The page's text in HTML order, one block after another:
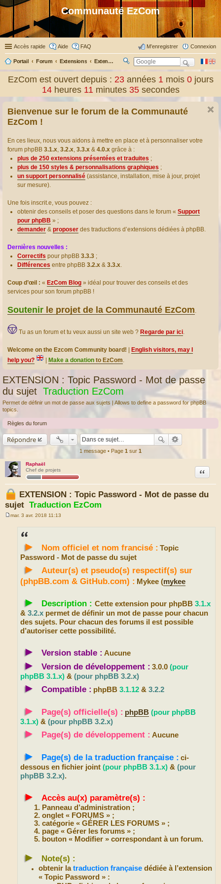
Communauté EzCom
Accès rapide Aide FAQ Connexion
M’enregistrer
Portail Forum Extensions Extensions présentées & traduites
er
EzCom est ouvert depuis : 23 années1 mois0 jours
14 heures11 minutes35 secondes
Bienvenue sur le forum de la Communauté
EzCom !
En ces lieux, nous vous aidons à mettre en place et à personnaliser votre
forum phpBB 3.1.x, 3.2.x, 3.3.x & 4.0.x grâce à :
plus de 250 extensions présentées et traduites ;
plus de 150 styles & personnalisations graphiques ;
un support personnalisé (assistance, installation, mise à jour, projet
sur mesure).
Une fois inscrit.e, vous pouvez :
obtenir des conseils et poser des questions dans le forum « Support
pour phpBB » ;
demander & proposer des traductions d’extensions dédiées à phpBB.
Dernières nouvelles :
Correctifs pour phpBB 3.3.3 ;
Différences entre phpBB 3.2.x & 3.3.x.
Coup d’œil : « EzCom Blog » idéal pour trouver des conseils et des
services pour son forum phpBB !
Soutenir le projet de la Communauté EzCom.
Tu as un forum et tu veux aussi un site web ? Regarde par ici.
Welcome on the Ezcom Community board!
English visitors, may I
help you?
Make a donation to EzCom.
EXTENSION : Topic Password - Mot de passe
du sujet Traduction EzCom
Permet de définir un mot de passe aux sujets | Allows to define a password for phpBB
topics.
Règles du forum
Répondre
1 message • Page 1 sur 1
Raphaël
Chef de projets
EXTENSION : Topic Password - Mot de passe du
sujet Traduction EzCom
Citation
mar. 3 avr. 2018 11:13
► Nom officiel et nom francisé : Topic
Password - Mot de passe du sujet
►
Auteur(s) et pseudo(s) respectif(s) sur
(phpBB.com & GitHub.com) : Mykee (mykee
► Description : Cette extension pour phpBB 3.1.x
& 3.2.x permet de définir un mot de passe pour chacun
des sujets. Pour chacun des forums il est possible
d’autoriser cette possibilité.
► Version stable : Aucune
► Version de développement : 3.0.0 (pour
phpBB 3.1.x) & (pour phpBB 3.2.x)
► Compatible : phpBB 3.1.12 & 3.2.2
► Page(s) officielle(s) : phpBB (pour phpBB
3.1.x) & (pour phpBB 3.2.x)
► Page(s) de développement : Aucune
► Page(s) de la traduction française : ci-
dessous en fichier joint (pour phpBB 3.1.x) & (pour
phpBB 3.2.x).
► Accès au(x) paramètre(s) :
Panneau d’administration ;
onglet « FORUMS » ;
catégorie « GÉRER LES FORUMS » ;
page « Gérer les forums » ;
bouton « Modifier » correspondant à un forum.
► Note(s) :
obtenir latraduction française dédiée à l’extension
« Topic Password » :